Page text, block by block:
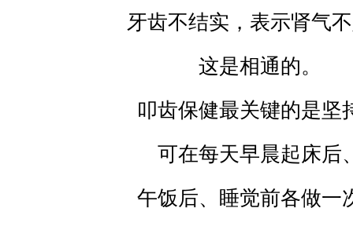
牙齿不结实，表示肾气
这是相通的。
叩齿保健最关键的是坚
可在每天早晨起床后
午饭后、睡觉前各做一